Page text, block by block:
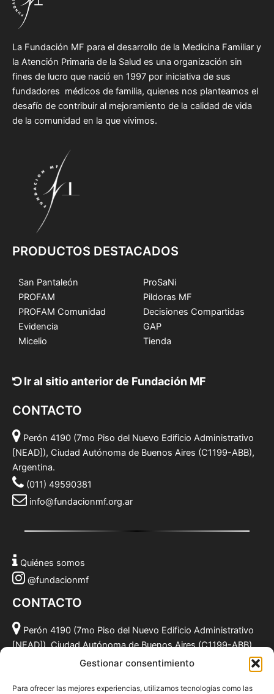
Gestionar consentimiento
Para ofrecer las mejores experiencias, utilizamos tecnologías como las
La Fundación MF para el desarrollo de la Medicina Familiar y
la Atención Primaria de la Salud es una organización sin
fines de lucro que nació en 1997 por iniciativa de sus
fundadores médicos de familia, quienes nos planteamos el
desafío de contribuir al mejoramiento de la calidad de vida
de la comunidad en la que vivimos.
PRODUCTOS DESTACADOS
San Pantaleón
PROFAM
PROFAM Comunidad
Evidencia
Micelio
ProSaNi
Pildoras MF
Decisiones Compartidas
GAP
Tienda
Ir al sitio anterior de Fundación MF
CONTACTO
Perón 4190 (7mo Piso del Nuevo Edificio Administrativo
[NEAD]), Ciudad Autónoma de Buenos Aires (C1199-ABB),
Argentina.
(011) 49590381
info@fundacionmf.org.ar
Quiénes somos
@fundacionmf
CONTACTO
Perón 4190 (7mo Piso del Nuevo Edificio Administrativo
[NEAD]), Ciudad Autónoma de Buenos Aires (C1199-ABB),